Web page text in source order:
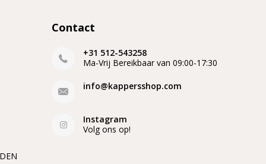
Contact
+31 512-543258
Ma-Vrij Bereikbaar van 09:00-17:30
info@kappersshop.com
Instagram
Volg ons op!